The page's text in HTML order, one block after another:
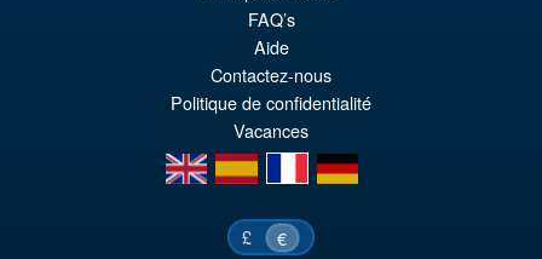
PRE ORDENA
FAQ’s
Aide
Contactez-nous
Politique de confidentialité
Vacances
en
es fr de
£ €